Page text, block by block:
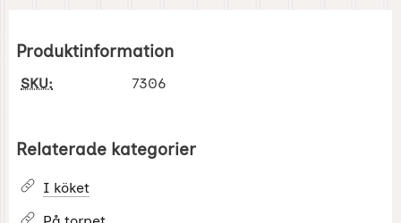
Produktinformation
SKU: 7306
Relaterade kategorier
I köket